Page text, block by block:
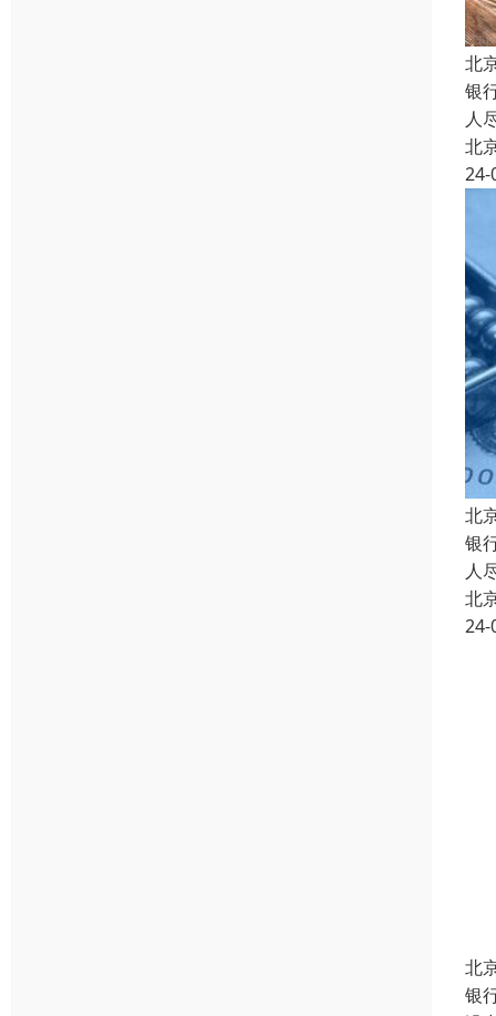
北
银
人
北
24-
北
银
人
北
24-
北
银